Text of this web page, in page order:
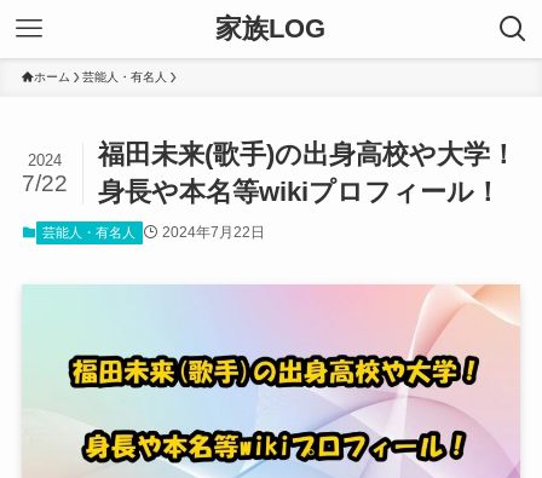
家族LOG
ホーム 芸能人・有名人
福田未来(歌手)の出身高校や大学！
身長や本名等wikiプロフィール！
2024
7/22
芸能人・有名人 2024年7月22日